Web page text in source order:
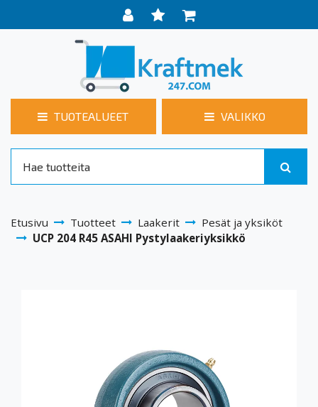
TUOTEALUEET VALIKKO
Etusivu Tuotteet Laakerit
Pesät ja yksiköt
UCP 204 R45 ASAHI Pystylaakeriyksikkö